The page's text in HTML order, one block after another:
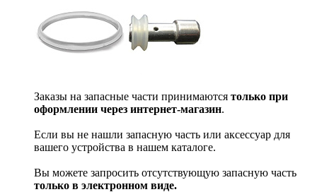
Заказы на запасные части принимаются только при
оформлении через интернет-магазин.
Если вы не нашли запасную часть или аксессуар для
вашего устройства в нашем каталоге.
Вы можете запросить отсутствующую запасную часть
только в электронном виде.